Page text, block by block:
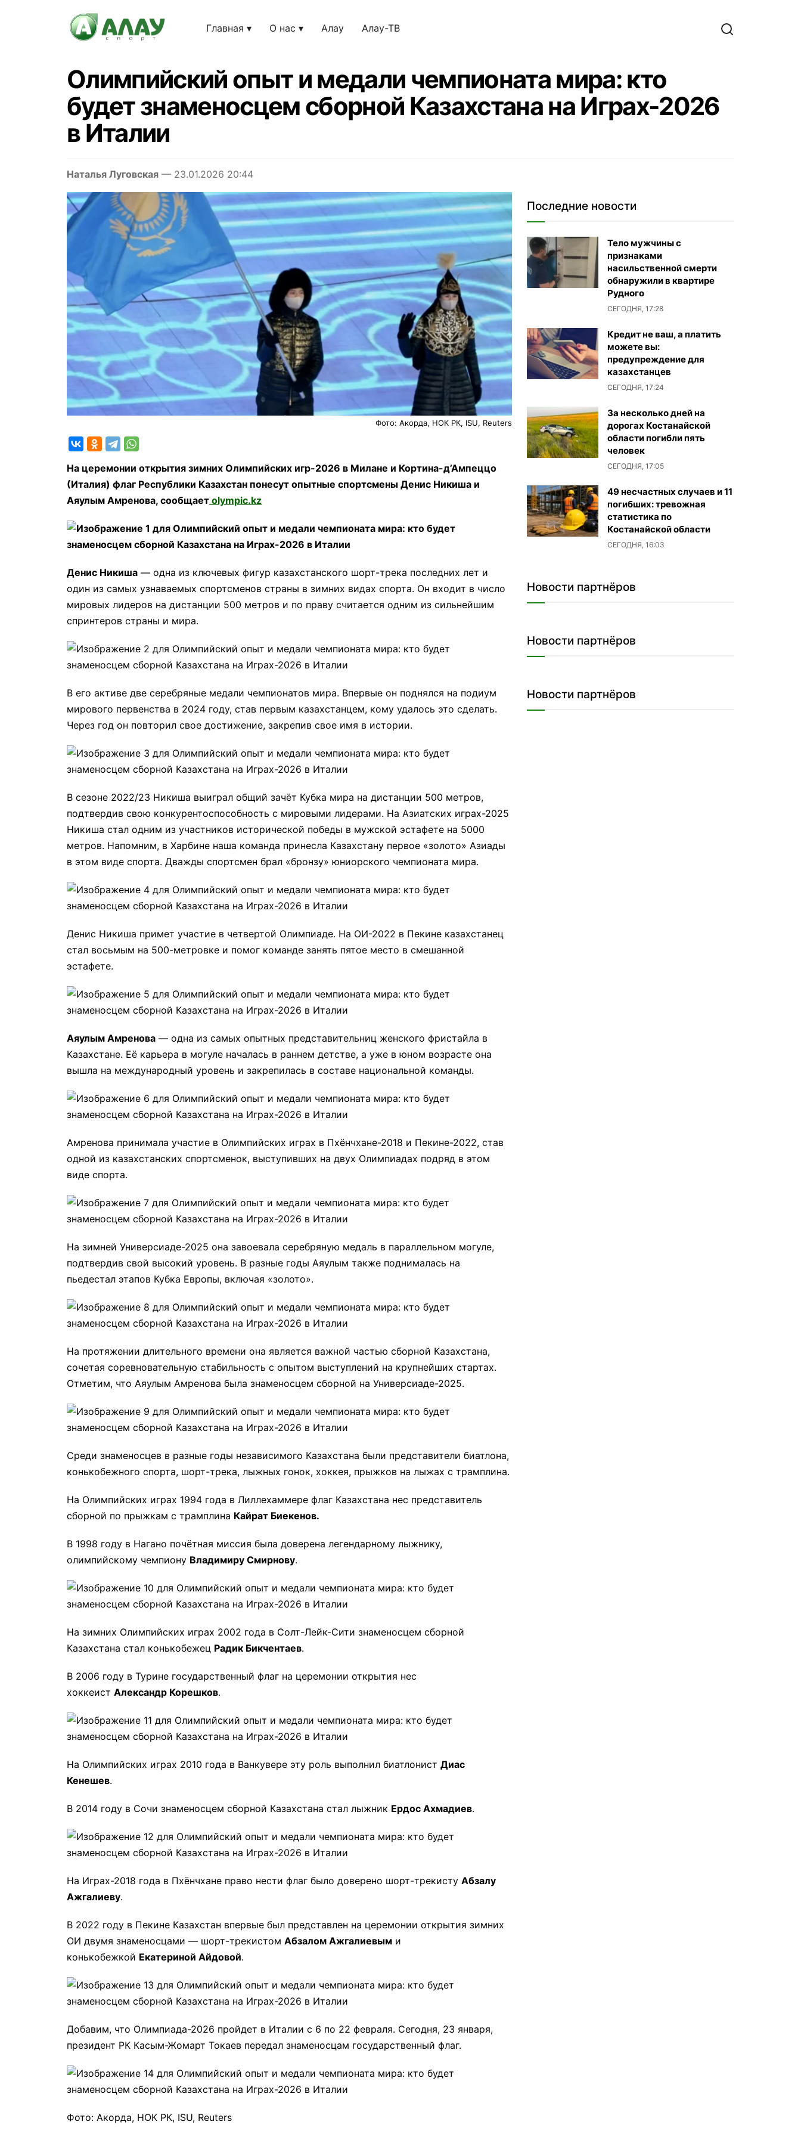
Главная О нас Алау Алау-ТВ
Олимпийский опыт и медали чемпионата мира: кто
будет знаменосцем сборной Казахстана на Играх-2026
в Италии
Наталья Луговская — 23.01.2026 20:44
Фото: Акорда, НОК РК, ISU, Reuters
На церемонии открытия зимних Олимпийских игр-2026 в Милане и Кортина-д’Ампеццо
(Италия) флаг Республики Казахстан понесут опытные спортсмены Денис Никиша и
Аяулым Амренова, сообщает olympic.kz
Денис Никиша — одна из ключевых фигур казахстанского шорт-трека последних лет и
один из самых узнаваемых спортсменов страны в зимних видах спорта. Он входит в число
мировых лидеров на дистанции 500 метров и по праву считается одним из сильнейшим
спринтеров страны и мира.
В его активе две серебряные медали чемпионатов мира. Впервые он поднялся на подиум
мирового первенства в 2024 году, став первым казахстанцем, кому удалось это сделать.
Через год он повторил свое достижение, закрепив свое имя в истории.
В сезоне 2022/23 Никиша выиграл общий зачёт Кубка мира на дистанции 500 метров,
подтвердив свою конкурентоспособность с мировыми лидерами. На Азиатских играх-2025
Никиша стал одним из участников исторической победы в мужской эстафете на 5000
метров. Напомним, в Харбине наша команда принесла Казахстану первое «золото» Азиады
в этом виде спорта. Дважды спортсмен брал «бронзу» юниорского чемпионата мира.
Денис Никиша примет участие в четвертой Олимпиаде. На ОИ-2022 в Пекине казахстанец
стал восьмым на 500-метровке и помог команде занять пятое место в смешанной
эстафете.
Аяулым Амренова — одна из самых опытных представительниц женского фристайла в
Казахстане. Её карьера в могуле началась в раннем детстве, а уже в юном возрасте она
вышла на международный уровень и закрепилась в составе национальной команды.
Амренова принимала участие в Олимпийских играх в Пхёнчхане-2018 и Пекине-2022, став
одной из казахстанских спортсменок, выступивших на двух Олимпиадах подряд в этом
виде спорта.
На зимней Универсиаде-2025 она завоевала серебряную медаль в параллельном могуле,
подтвердив свой высокий уровень. В разные годы Аяулым также поднималась на
пьедестал этапов Кубка Европы, включая «золото».
На протяжении длительного времени она является важной частью сборной Казахстана,
сочетая соревновательную стабильность с опытом выступлений на крупнейших стартах.
Отметим, что Аяулым Амренова была знаменосцем сборной на Универсиаде-2025.
Среди знаменосцев в разные годы независимого Казахстана были представители биатлона,
конькобежного спорта, шорт-трека, лыжных гонок, хоккея, прыжков на лыжах с трамплина.
На Олимпийских играх 1994 года в Лиллехаммере флаг Казахстана нес представитель
сборной по прыжкам с трамплина Кайрат Биекенов.
В 1998 году в Нагано почётная миссия была доверена легендарному лыжнику,
олимпийскому чемпиону Владимиру Смирнову.
На зимних Олимпийских играх 2002 года в Солт-Лейк-Сити знаменосцем сборной
Казахстана стал конькобежец Радик Бикчентаев.
В 2006 году в Турине государственный флаг на церемонии открытия нес
хоккеист Александр Корешков.
На Олимпийских играх 2010 года в Ванкувере эту роль выполнил биатлонист Диас
Кенешев.
В 2014 году в Сочи знаменосцем сборной Казахстана стал лыжник Ердос Ахмадиев.
На Играх-2018 года в Пхёнчхане право нести флаг было доверено шорт-трекисту Абзалу
Ажгалиеву.
В 2022 году в Пекине Казахстан впервые был представлен на церемонии открытия зимних
ОИ двумя знаменосцами — шорт-трекистом Абзалом Ажгалиевым и
конькобежкой Екатериной Айдовой.
Добавим, что Олимпиада-2026 пройдет в Италии с 6 по 22 февраля. Сегодня, 23 января,
президент РК Касым-Жомарт Токаев передал знаменосцам государственный флаг.
Фото: Акорда, НОК РК, ISU, Reuters
Последние новости
Тело мужчины с
признаками
насильственной смерти
обнаружили в квартире
Рудного
СЕГОДНЯ, 17:28
Кредит не ваш, а платить
можете вы:
предупреждение для
казахстанцев
СЕГОДНЯ, 17:24
За несколько дней на
дорогах Костанайской
области погибли пять
человек
СЕГОДНЯ, 17:05
49 несчастных случаев и 11
погибших: тревожная
статистика по
Костанайской области
СЕГОДНЯ, 16:03
Новости партнёров
Новости партнёров
Новости партнёров